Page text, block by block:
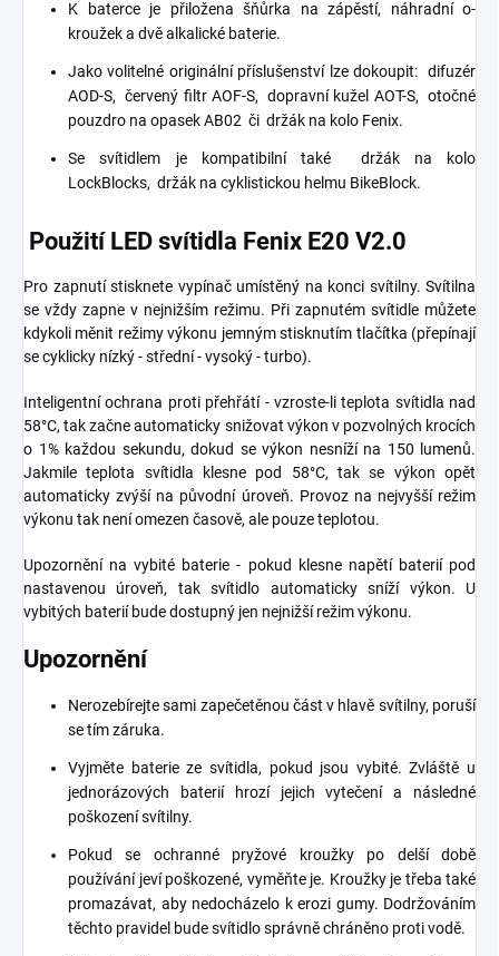
K baterce je přiložena šňůrka na zápěstí, náhradní o-
kroužek a dvě alkalické baterie.
Jako volitelné originální příslušenství lze dokoupit: difuzér
AOD-S, červený filtr AOF-S, dopravní kužel AOT-S, otočné
pouzdro na opasek AB02 či držák na kolo Fenix.
Se svítidlem je kompatibilní také
držák na kolo
LockBlocks, držák na cyklistickou helmu BikeBlock.
Použití LED svítidla Fenix ​​E20 V2.0
Pro zapnutí stisknete vypínač umístěný na konci svítilny. Svítilna
se vždy zapne v nejnižším režimu. Při zapnutém svítidle můžete
kdykoli měnit režimy výkonu jemným stisknutím tlačítka (přepínají
se cyklicky nízký - střední - vysoký - turbo).
Inteligentní ochrana proti přehřátí - vzroste-li teplota svítidla nad
58°C, tak začne automaticky snižovat výkon v pozvolných krocích
o 1% každou sekundu, dokud se výkon nesníží na 150 lumenů.
Jakmile teplota svítidla klesne pod 58°C, tak se výkon opět
automaticky zvýší na původní úroveň. Provoz na nejvyšší režim
výkonu tak není omezen časově, ale pouze teplotou.
Upozornění na vybité baterie - pokud klesne napětí baterií pod
nastavenou úroveň, tak svítidlo automaticky sníží výkon. U
vybitých baterií bude dostupný jen nejnižší režim výkonu.
Upozornění
Nerozebírejte sami zapečetěnou část v hlavě svítilny, poruší
se tím záruka.
Vyjměte baterie ze svítidla, pokud jsou vybité. Zvláště u
jednorázových baterií hrozí jejich vytečení a následné
poškození svítilny.
Pokud se ochranné pryžové kroužky po delší době
používání jeví poškozené, vyměňte je. Kroužky je třeba také
promazávat, aby nedocházelo k erozi gumy. Dodržováním
těchto pravidel bude svítidlo správně chráněno proti vodě.